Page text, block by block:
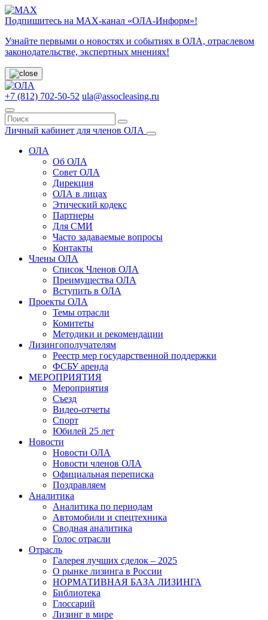
Подпишитесь на МАХ-канал «ОЛА-Информ»!
Узнайте первыми о новостях и событиях в ОЛА, отраслевом
законодательстве, экспертных мнениях!
+7 (812) 702-50-52 ula@assocleasing.ru
Личный кабинет для членов ОЛА
ОЛА
Об ОЛА
Совет ОЛА
Дирекция
ОЛА в лицах
Этический кодекс
Партнеры
Для СМИ
Часто задаваемые вопросы
Контакты
Члены ОЛА
Список Членов ОЛА
Преимущества ОЛА
Вступить в ОЛА
Проекты ОЛА
Темы отрасли
Комитеты
Методики и рекомендации
Лизингополучателям
Реестр мер государственной поддержки
ФСБУ аренда
МЕРОПРИЯТИЯ
Мероприятия
Съезд
Видео-отчеты
Спорт
Юбилей 25 лет
Новости
Новости ОЛА
Новости членов ОЛА
Официальная переписка
Поздравляем
Аналитика
Аналитика по периодам
Автомобили и спецтехника
Сводная аналитика
Голос отрасли
Отрасль
Галерея лучших сделок – 2025
О рынке лизинга в России
НОРМАТИВНАЯ БАЗА ЛИЗИНГА
Библиотека
Глоссарий
Лизинг в мире